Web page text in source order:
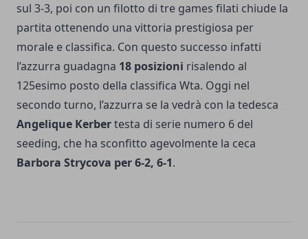
sul 3-3, poi con un filotto di tre games filati chiude la
partita ottenendo una vittoria prestigiosa per
morale e classifica. Con questo successo infatti
l’azzurra guadagna 18 posizioni risalendo al
125esimo posto della classifica Wta. Oggi nel
secondo turno, l’azzurra se la vedrà con la tedesca
Angelique Kerbertesta di serie numero 6 del
seeding, che ha sconfitto agevolmente la ceca
Barbora Strycova per 6-2, 6-1.